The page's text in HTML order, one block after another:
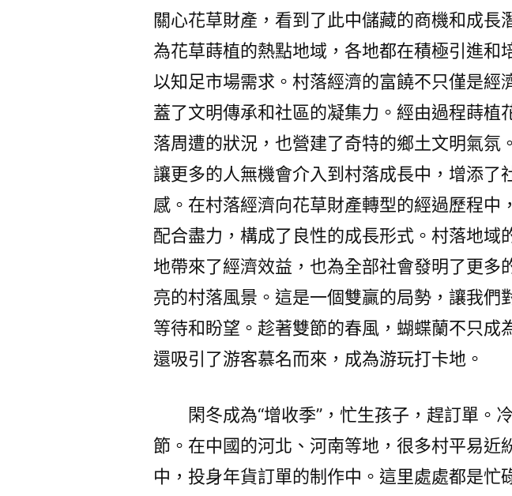
關心花草財產，看到了此中儲藏的商機和成長
為花草蒔植的熱點地域，各地都在積極引進和
以知足市場需求。村落經濟的富饒不只僅是經
蓋了文明傳承和社區的凝集力。經由過程蒔植
落周遭的狀況，也營建了奇特的鄉土文明氣氛
讓更多的人無機會介入到村落成長中，增添了
感。在村落經濟向花草財產轉型的經過歷程中
配合盡力，構成了良性的成長形式。村落地域
地帶來了經濟效益，也為全部社會發明了更多
亮的村落風景。這是一個雙贏的局勢，讓我們
等待和盼望。趁著雙節的春風，蝴蝶蘭不只成
還吸引了游客慕名而來，成為游玩打卡地。
閑冬成為“增收季”，忙生孩子，趕訂單。
節。在中國的河北、河南等地，很多村平易近
中，投身年貨訂單的制作中。這里處處都是忙